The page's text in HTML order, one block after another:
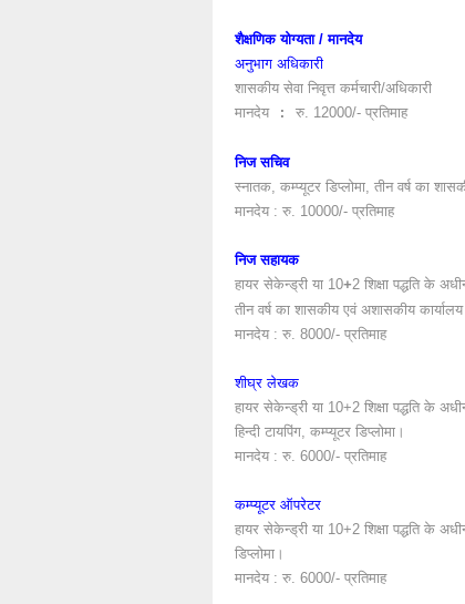
शैक्षणिक योग्यता / मानदेय
अनुभाग अधिकारी
शासकीय सेवा निवृत्त कर्मचारी/अधिकारी
मानदेय: रु. 12000/- प्रतिमाह
निज सचिव
स्नातक, कम्प्यूटर डिप्लोमा, तीन वर्ष का
मानदेय : रु. 10000/- प्रतिमाह
निज सहायक
हायर सेकेन्ड्री या 10+2 शिक्षा पद्धति के
तीन वर्ष का शासकीय एवं अशासकीय
मानदेय : रु. 8000/- प्रतिमाह
शीघ्र लेखक
हायर सेकेन्ड्री या 10+2 शिक्षा पद्धति के अधीन
हिन्दी टायपिंग, कम्प्यूटर डिप्लोमा।
मानदेय : रु. 6000/- प्रतिमाह
कम्प्यूटर ऑपरेटर
हायर सेकेन्ड्री या 10+2 शिक्षा पद्धति के
डिप्लोमा।
मानदेय : रु. 6000/- प्रतिमाह